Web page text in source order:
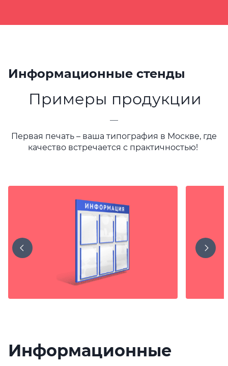
Информационные стенды
Примеры продукции
—
Первая печать – ваша типография в Москве, где
качество встречается с практичностью!
Информационные